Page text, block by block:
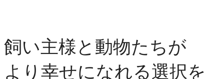
飼い主様と動物たちが
より幸せになれる選択を